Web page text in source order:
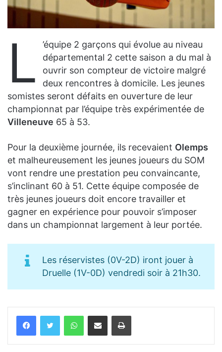
L
’équipe 2 garçons qui évolue au niveau
départemental 2 cette saison a du mal à
ouvrir son compteur de victoire malgré
deux rencontres à domicile. Les jeunes
somistes seront défaits en ouverture de leur
championnat par l’équipe très expérimentée de
Villeneuve 65 à 53.
Pour la deuxième journée, ils recevaient Olemps
et malheureusement les jeunes joueurs du SOM
vont rendre une prestation peu convaincante,
s’inclinant 60 à 51. Cette équipe composée de
très jeunes joueurs doit encore travailler et
gagner en expérience pour pouvoir s’imposer
dans un championnat largement à leur portée.
Les réservistes (0V-2D) iront jouer à
Druelle (1V-0D) vendredi soir à 21h30.